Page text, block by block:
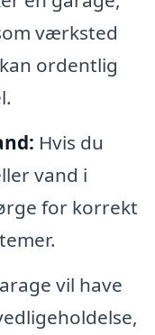
værksted
ordentlig
Hvis du
vand i
for korrekt
vil have